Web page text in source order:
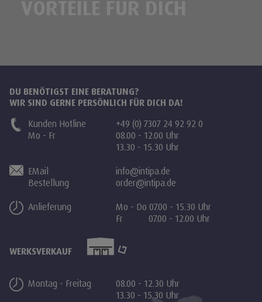
DU BENÖTIGST EINE BERATUNG?
WIR SIND GERNE PERSÖNLICH FÜR DICH DA!
Kunden Hotline
Mo - Fr
+49 (0) 7307 24 92 92 0
08.00 - 12.00 Uhr
13.30 - 15.30 Uhr
EMail
Bestellung
info@intipa.de
order@intipa.de
Anlieferung
Mo - Do 07.00 - 15.30 Uhr
Fr 07.00 - 12.00 Uhr
WERKSVERKAUF
Montag - Freitag
08.00 - 12.30 Uhr
13.30 - 15.30 Uhr